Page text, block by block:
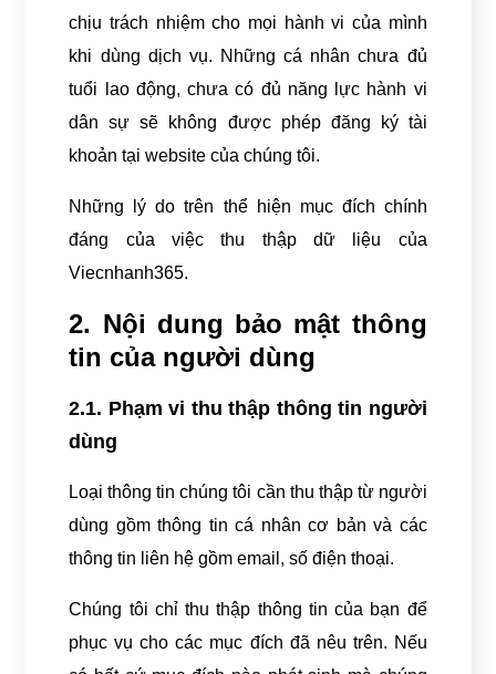
chịu trách nhiệm cho mọi hành vi của mình
khi dùng dịch vụ. Những cá nhân chưa đủ
tuổi lao động, chưa có đủ năng lực hành vi
dân sự sẽ không được phép đăng ký tài
khoản tại website của chúng tôi.
Những lý do trên thể hiện mục đích chính
đáng của việc thu thập dữ liệu của
Viecnhanh365.
2. Nội dung bảo mật thông
tin của người dùng
2.1. Phạm vi thu thập thông tin người
dùng
Loại thông tin chúng tôi cần thu thập từ người
dùng gồm thông tin cá nhân cơ bản và các
thông tin liên hệ gồm email, số điện thoại.
Chúng tôi chỉ thu thập thông tin của bạn để
phục vụ cho các mục đích đã nêu trên. Nếu